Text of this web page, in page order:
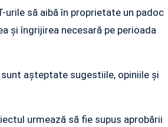
să aibă în proprietate un padoc
și îngrijirea necesară pe perioada
așteptate sugestiile, opiniile și
urmează să fie supus aprobării